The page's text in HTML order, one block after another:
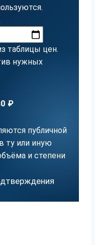
таблицы цен.
нужных
0 ₽
публичной
ту или иную
и степени